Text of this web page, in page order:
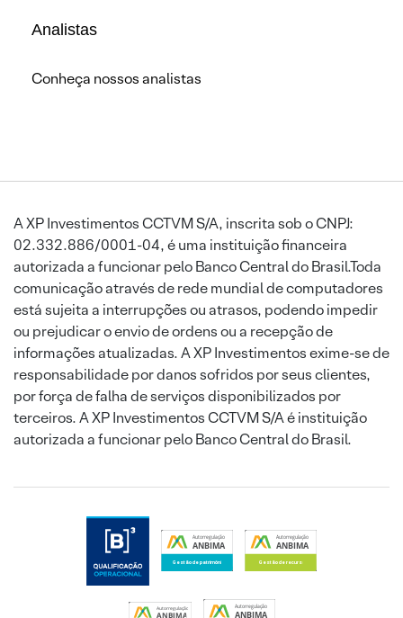
Analistas
Conheça nossos analistas
A XP Investimentos CCTVM S/A, inscrita sob o CNPJ:
02.332.886/0001-04, é uma instituição financeira
autorizada a funcionar pelo Banco Central do Brasil.Toda
comunicação através de rede mundial de computadores
está sujeita a interrupções ou atrasos, podendo impedir
ou prejudicar o envio de ordens ou a recepção de
informações atualizadas. A XP Investimentos exime-se de
responsabilidade por danos sofridos por seus clientes,
por força de falha de serviços disponibilizados por
terceiros. A XP Investimentos CCTVM S/A é instituição
autorizada a funcionar pelo Banco Central do Brasil.